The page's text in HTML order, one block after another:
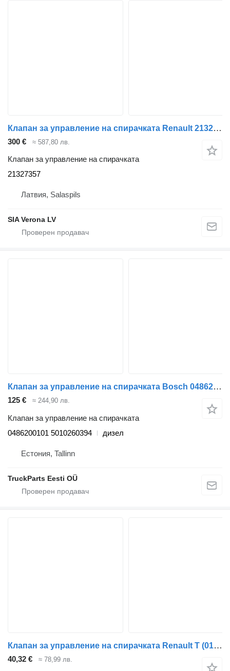
Клапан за управление на спирачката Renault 21327357 за влекач Renault T
300 € ≈ 587,80 лв.
Клапан за управление на спирачката
21327357
Латвия, Salaspils
SIA Verona LV
Клапан за управление на спирачката Bosch 0486200101 за влекач Renault Magnum (1990-2014)
125 € ≈ 244,90 лв.
Клапан за управление на спирачката
0486200101 5010260394
дизел
Естония, Tallinn
TruckParts Eesti OÜ
Клапан за управление на спирачката Renault T (01.13-) 4640078050 за влекач Renault T (2013-)
40,32 € ≈ 78,99 лв.